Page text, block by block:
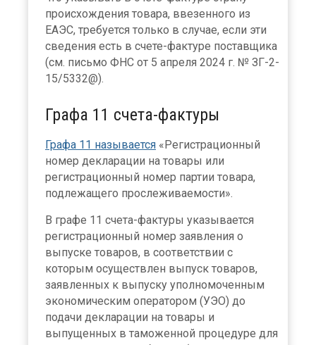
происхождения товара, ввезенного из
ЕАЭС, требуется только в случае, если эти
сведения есть в счете-фактуре поставщика
(см. письмо ФНС от 5 апреля 2024 г. № ЗГ-2-
15/5332@).
Графа 11 счета-фактуры
Графа 11 называется «Регистрационный
номер декларации на товары или
регистрационный номер партии товара,
подлежащего прослеживаемости».
В графе 11 счета-фактуры указывается
регистрационный номер заявления о
выпуске товаров, в соответствии с
которым осуществлен выпуск товаров,
заявленных к выпуску уполномоченным
экономическим оператором (УЭО) до
подачи декларации на товары и
выпущенных в таможенной процедуре для